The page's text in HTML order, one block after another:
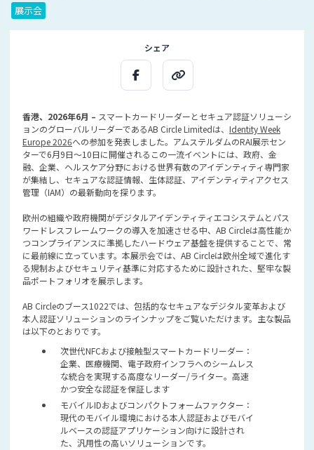
展示会
シェア
香港、2026年6月 – スマートカードリーダーとセキュア認証ソリューシ
ョンのグローバルリーダーであるAB Circle Limitedは、 Identity Week
Europe 2026への参加を発表しました。アムステルダムのRAI展示セン
ターで6月9日～10日に開催されるこの一流イベントには、政府、金
融、企業、ヘルスケア分野における世界有数のアイデンティティ専門家
が集結し、セキュアな認証情報、生体認証、アイデンティティアクセス
管理（IAM）の最新動向を探ります。
欧州の組織や政府機関がデジタルアイデンティティエコシステムとパス
ワードレスフレームワークの導入を加速させる中、AB Circleは高性能か
つコンプライアンスに準拠したハードウェア基盤を提供することで、常
に最前線に立っています。本展示会では、AB Circleは欧州全域で進化す
る規制およびセキュリティ基準に対応するために設計された、堅牢な製
品ポートフォリオを展示します。
AB Circleのブース1022では、包括的なセキュアなデジタル変革および
本人認証ソリューションのラインナップをご覧いただけます。主な製品
は以下のとおりです。
次世代NFCおよび接触型スマートカードリーダー：
企業、医療機関、電子政府インフラへのシームレス
な統合を実現する高度なリーダー/ライター。高速
かつ安全な認証を保証します
モバイルIDおよびコンパクトフォームファクター：
現代のモバイル環境における本人認証およびモバイ
ルベースの認証アプリケーション向けに設計され
た、汎用性の高いソリューションです。